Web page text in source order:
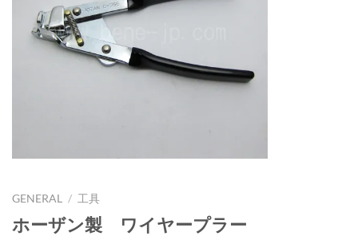
GENERAL / 工具
ホーザン製 ワイヤープラー